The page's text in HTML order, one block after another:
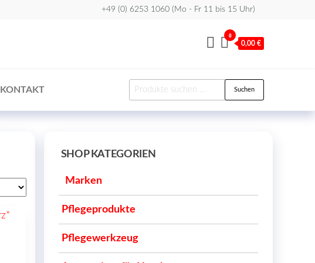
+49 (0) 6253 1060 (Mo - Fr 11 bis 15 Uhr)
0
0,00 €
KONTAKT
Suchen
nach:
Suchen
SHOP KATEGORIEN
Marken
Pflegeprodukte
Pflegewerkzeug